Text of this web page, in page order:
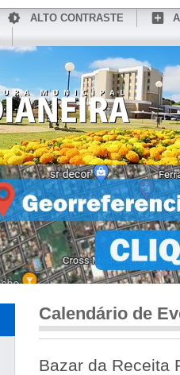
ALTO CONTRASTE
INÍCIO CONHEÇA MEDIANEIRA
Calendário de
Bazar da Receita